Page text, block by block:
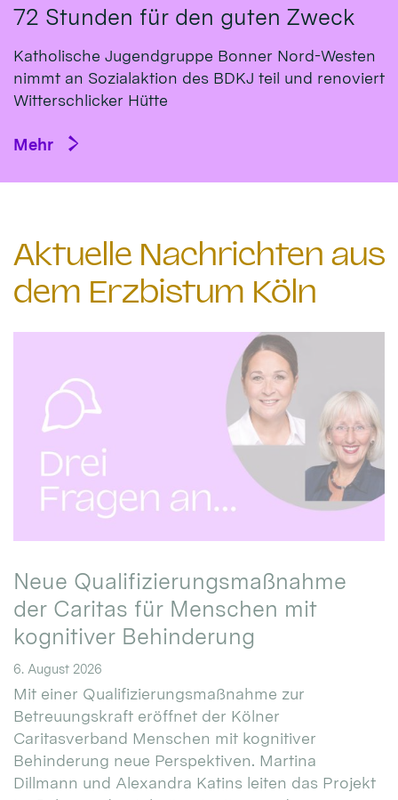
72 Stunden für den guten Zweck
Katholische Jugendgruppe Bonner Nord-Westen
nimmt an Sozialaktion des BDKJ teil und renoviert
Witterschlicker Hütte
Mehr
Aktuelle Nachrichten aus
dem Erzbistum Köln
Neue Qualifizierungsmaßnahme
der Caritas für Menschen mit
kognitiver Behinderung
6. August 2026
Mit einer Qualifizierungsmaßnahme zur
Betreuungskraft eröffnet der Kölner
Caritasverband Menschen mit kognitiver
Behinderung neue Perspektiven. Martina
Dillmann und Alexandra Katins leiten das Projekt